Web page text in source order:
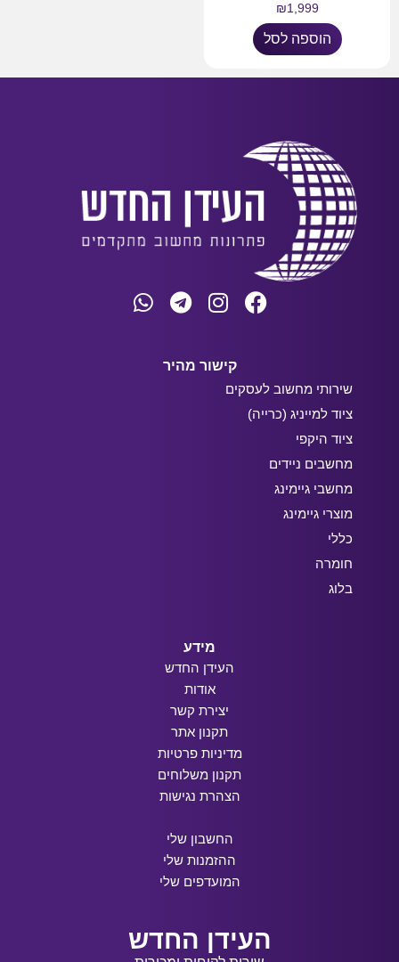
₪1,999
הוספה לסל
קישור מהיר
שירותי מחשוב לעסקים
ציוד למייניג (כרייה)
ציוד היקפי
מחשבים ניידים
מחשבי גיימינג
מוצרי גיימינג
כללי
חומרה
בלוג
מידע
העידן החדש
אודות
יצירת קשר
תקנון אתר
מדיניות פרטיות
תקנון משלוחים
הצהרת נגישות
החשבון שלי
ההזמנות שלי
המועדפים שלי
העידן החדש